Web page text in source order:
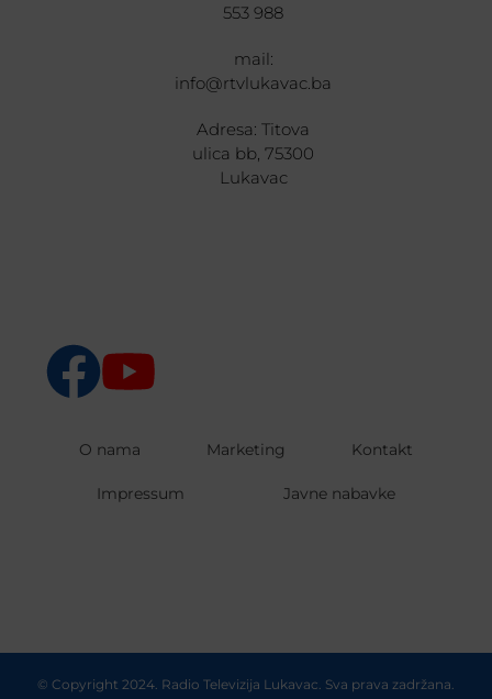
553 988
mail:
info@rtvlukavac.ba
Adresa: Titova
ulica bb, 75300
Lukavac
O nama Marketing Kontakt
Impressum Javne nabavke
© Copyright 2024. Radio Televizija Lukavac. Sva prava zadržana.